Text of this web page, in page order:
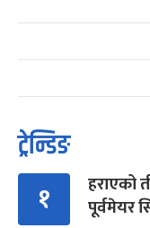
ट्रेन्डिङ
१
हराएको
पूर्वमेयर